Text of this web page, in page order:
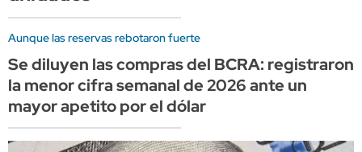
Aunque las reservas rebotaron fuerte
Se diluyen las compras del BCRA: registraron
la menor cifra semanal de 2026 ante un
mayor apetito por el dólar